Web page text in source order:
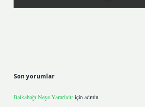
Son yorumlar
Balkabağı Neye Yararlıdıriçin admin